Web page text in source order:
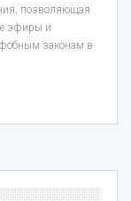
позволяющая
эфиры и
законам в